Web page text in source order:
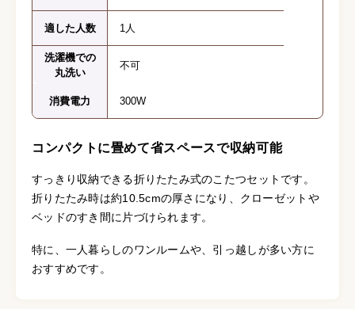
適した人数 1人
洗濯機での
丸洗い
不可
消費電力 300W
コンパクトに畳めて省スペースで収納可能
すっきり収納できる折りたたみ式のこたつセットです。
折りたたみ時は約10.5cmの厚さになり、クローゼットや
ベッドのすき間に片づけられます。
特に、一人暮らしのワンルームや、引っ越しが多い方に
おすすめです。